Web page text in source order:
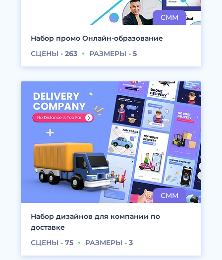
Набор промо Онлайн-образование
СЦЕНЫ - 263 РАЗМЕРЫ - 5
Набор дизайнов для компании по
доставке
СЦЕНЫ - 75 РАЗМЕРЫ - 3